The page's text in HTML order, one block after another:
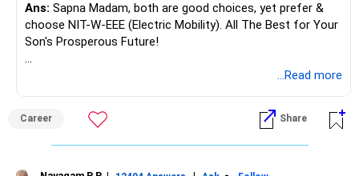
If there is no personal use for it, selling it can simplify your
finances.
The proceeds can be allocated towards:
– Retirement income
– Emergency reserves
– Long-term growth investments
Ans: Sapna Madam, both are good choices, yet prefer &
choose NIT-W-EEE (Electric Mobility). All The Best for Your
Son's Prosperous Future!
Follow RediffGURUS to Know More on 'Careers | Money |
...Read more
Career Share